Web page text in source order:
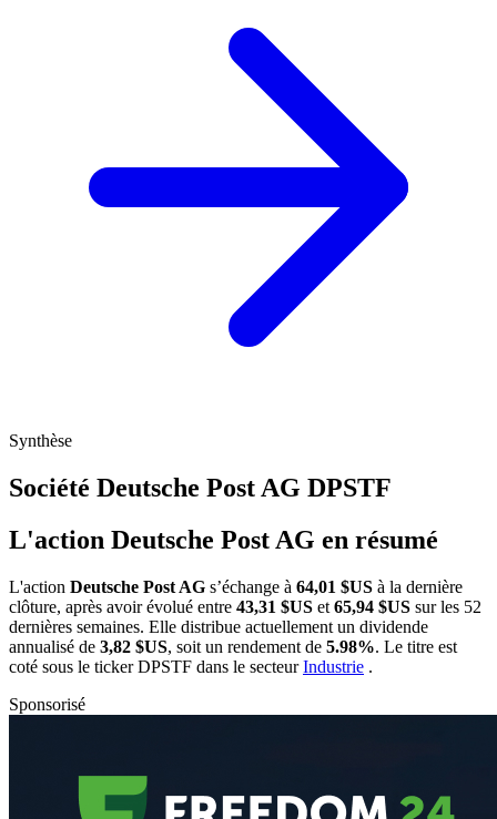
Synthèse
Société Deutsche Post AG DPSTF
L'action Deutsche Post AG en résumé
L'action Deutsche Post AG s’échange à 64,01 $US à la dernière
clôture, après avoir évolué entre 43,31 $US et 65,94 $US sur les 52
dernières semaines. Elle distribue actuellement un dividende
annualisé de 3,82 $US, soit un rendement de 5.98%. Le titre est
coté sous le tickerDPSTF dans le secteurIndustrie .
Sponsorisé